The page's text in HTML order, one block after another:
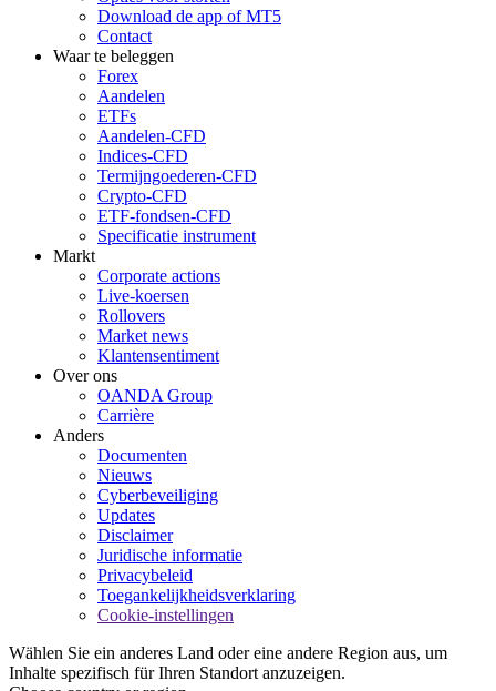
Download de app of MT5
Contact
Waar te beleggen
Forex
Aandelen
ETFs
Aandelen-CFD
Indices-CFD
Termijngoederen-CFD
Crypto-CFD
ETF-fondsen-CFD
Specificatie instrument
Markt
Corporate actions
Live-koersen
Rollovers
Market news
Klantensentiment
Over ons
OANDA Group
Carrière
Anders
Documenten
Nieuws
Cyberbeveiliging
Updates
Disclaimer
Juridische informatie
Privacybeleid
Toegankelijkheidsverklaring
Cookie-instellingen
Wählen Sie ein anderes Land oder eine andere Region aus, um
Inhalte spezifisch für Ihren Standort anzuzeigen.